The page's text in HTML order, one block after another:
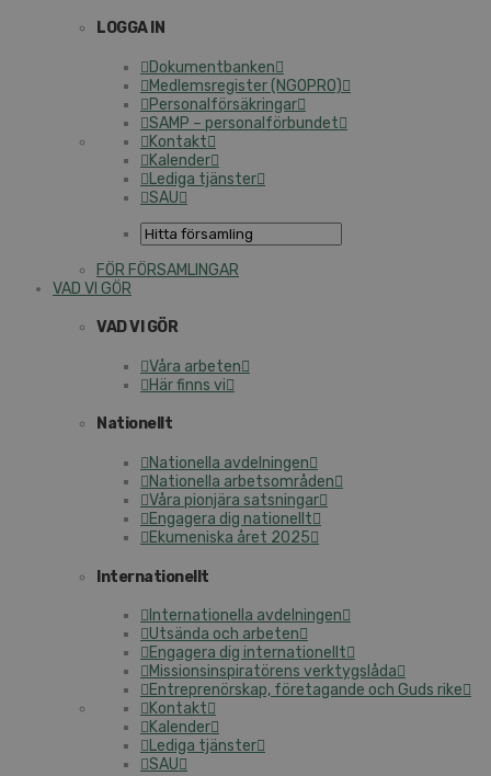
LOGGA IN
Dokumentbanken
Medlemsregister (NGOPRO)
Personalförsäkringar
SAMP – personalförbundet
Kontakt
Kalender
Lediga tjänster
SAU
FÖR FÖRSAMLINGAR
VAD VI GÖR
VAD VI GÖR
Våra arbeten
Här finns vi
Nationellt
Nationella avdelningen
Nationella arbetsområden
Våra pionjära satsningar
Engagera dig nationellt
Ekumeniska året 2025
Internationellt
Internationella avdelningen
Utsända och arbeten
Engagera dig internationellt
Missionsinspiratörens verktygslåda
Entreprenörskap, företagande och Guds rike
Kontakt
Kalender
Lediga tjänster
SAU